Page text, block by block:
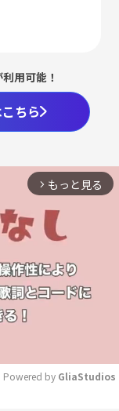
利用可能！
ちら
arrow_forward_ios もっと見る
Powered by GliaStudios